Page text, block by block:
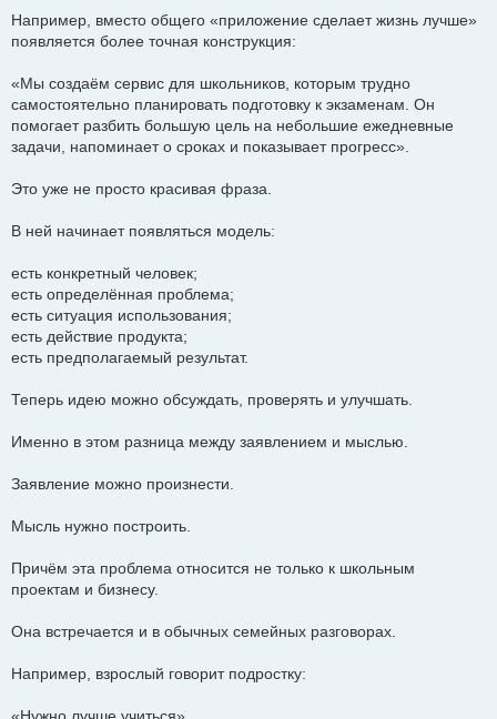
Например, вместо общего «приложение сделает жизнь лучше»
появляется более точная конструкция:
«Мы создаём сервис для школьников, которым трудно
самостоятельно планировать подготовку к экзаменам. Он
помогает разбить большую цель на небольшие ежедневные
задачи, напоминает о сроках и показывает прогресс».
Это уже не просто красивая фраза.
В ней начинает появляться модель:
есть конкретный человек;
есть определённая проблема;
есть ситуация использования;
есть действие продукта;
есть предполагаемый результат.
Теперь идею можно обсуждать, проверять и улучшать.
Именно в этом разница между заявлением и мыслью.
Заявление можно произнести.
Мысль нужно построить.
Причём эта проблема относится не только к школьным
проектам и бизнесу.
Она встречается и в обычных семейных разговорах.
Например, взрослый говорит подростку: